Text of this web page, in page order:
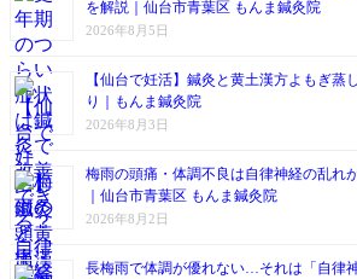
を解説｜仙台市青葉区 もんま鍼灸院
2026年8月5日
【仙台で妊活】鍼灸と黄土漢方よもぎ蒸
り｜もんま鍼灸院
2026年8月3日
梅雨の頭痛・体調不良は自律神経の乱れ
｜仙台市青葉区 もんま鍼灸院
2026年8月2日
長梅雨で体調が優れない…それは「自律